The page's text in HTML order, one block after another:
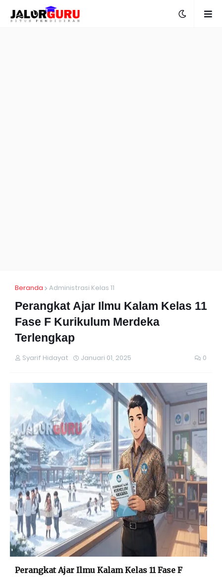
Beranda Administrasi Kelas 11
Perangkat Ajar Ilmu Kalam Kelas 11
Fase F Kurikulum Merdeka
Terlengkap
Syarif Hidayat Januari 01, 2025 0
Perangkat Ajar Ilmu Kalam Kelas 11 Fase F